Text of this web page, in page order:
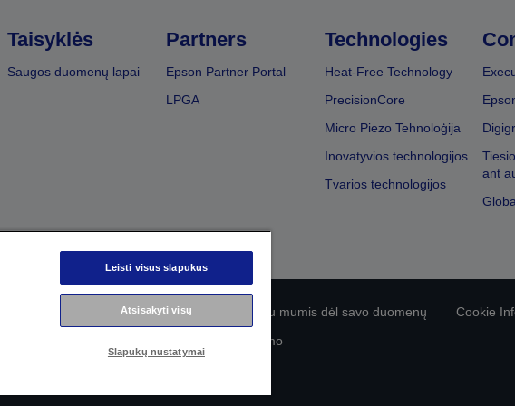
Taisyklės
Saugos duomenų lapai
Partners
Epson Partner Portal
LPGA
Technologies
Heat-Free Technology
PrecisionCore
Micro Piezo Tehnoloģija
Inovatyvios technologijos
Tvarios technologijos
ant
EU Data Act Compliance Susisiekite su mumis dėl savo duomenų
Cookie
„Epson“ įsipareigojimas dėl prieinamumo
Leisti visus slapukus
Atsisakyti visų
Slapukų nustatymai